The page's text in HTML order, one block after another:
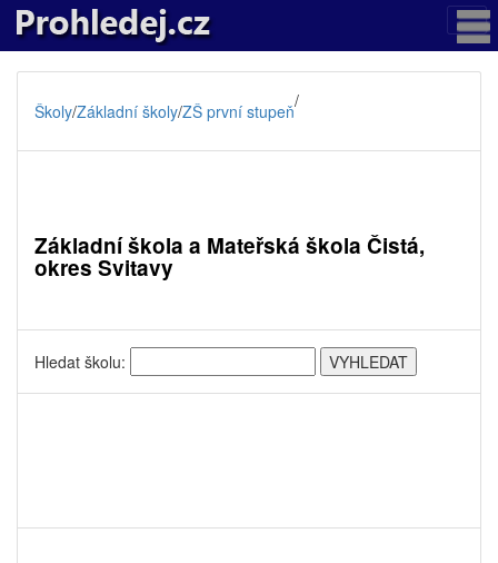
Školy/Základní školy/ZŠ první stupeň/
Základní škola a Mateřská škola Čistá,
okres Svitavy
Hledat školu: